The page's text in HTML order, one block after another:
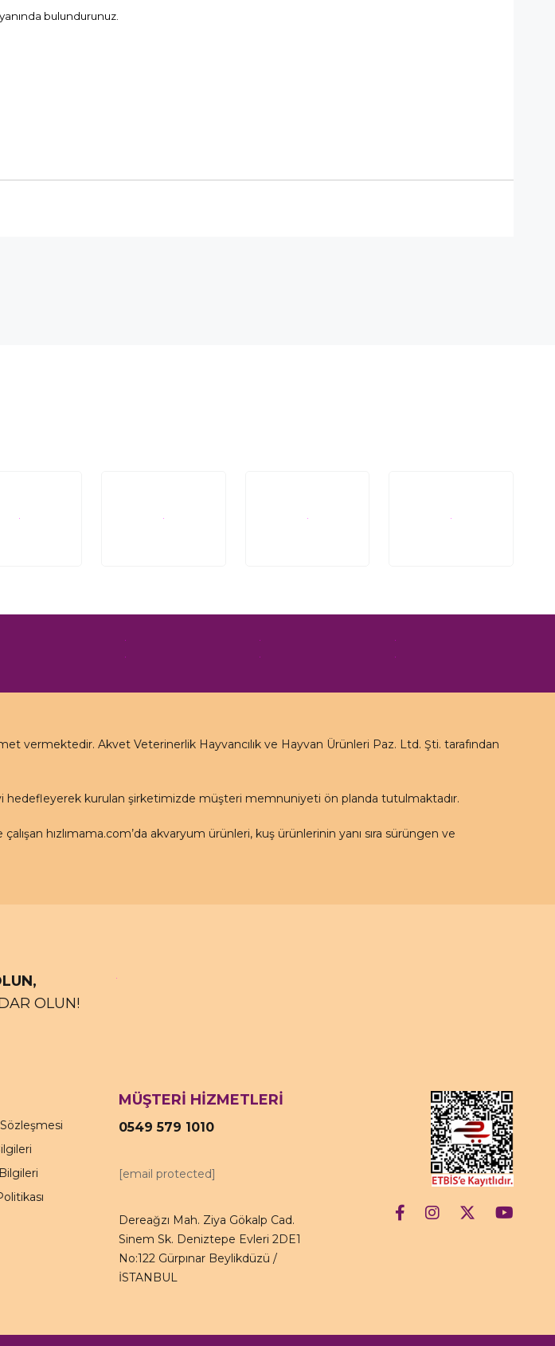
bulundurunuz.
vermektedir. Akvet Veterinerlik Hayvancılık ve Hayvan Ürünleri Paz. Ltd. Şti. tarafından
kurulan şirketimizde müşteri memnuniyeti ön planda tutulmaktadır.
hızlımama.com’da akvaryum ürünleri, kuş ürünlerinin yanı sıra sürüngen ve
OLUN!
MÜŞTERİ HİZMETLERİ
0549 579 1010
[email protected]
Dereağzı Mah. Ziya Gökalp Cad.
Sinem Sk. Deniztepe Evleri 2DE1
No:122 Gürpınar Beylikdüzü /
İSTANBUL